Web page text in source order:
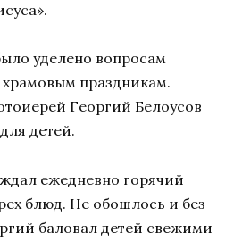
уделено вопросам
храмовым праздникам.
Георгий Белоусов
детей.
ежедневно горячий
блюд. Не обошлось и без
баловал детей свежими